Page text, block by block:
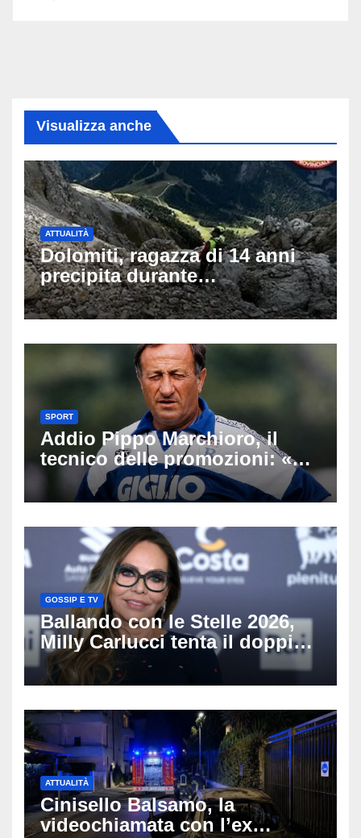
Visualizza anche
ATTUALITÀ
Dolomiti, ragazza di 14 anni
precipita durante
un’escursione: tragedia sul
Latemar davanti alla famiglia
SPORT
Addio Pippo Marchioro, il
tecnico delle promozioni: «Ha
scritto pagine indimenticabili
del nostro calcio»
GOSSIP E TV
Ballando con le Stelle 2026,
Milly Carlucci tenta il doppio
colpo: tra i papabili Ornella
Muti e Monica Guerritore
ATTUALITÀ
Cinisello Balsamo, la
videochiamata con l’ex